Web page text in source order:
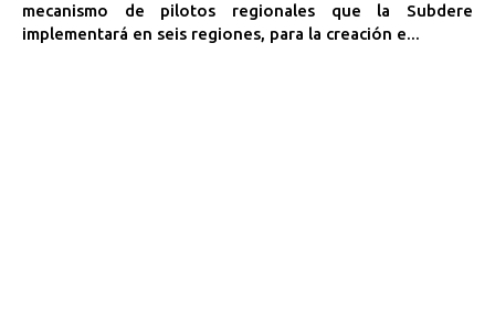
mecanismo de pilotos regionales que la Subdere
implementará en seis regiones, para la creación e...